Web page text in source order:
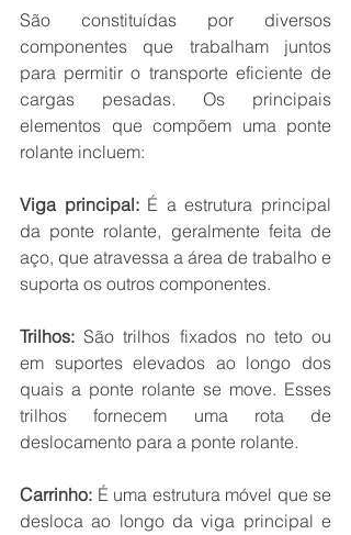
São constituídas por diversos
componentes que trabalham juntos
para permitir o transporte eficiente de
cargas pesadas. Os principais
elementos que compõem uma ponte
rolante incluem:
Viga principal: É a estrutura principal
da ponte rolante, geralmente feita de
aço, que atravessa a área de trabalho e
suporta os outros componentes.
Trilhos: São trilhos fixados no teto ou
em suportes elevados ao longo dos
quais a ponte rolante se move. Esses
trilhos fornecem uma rota de
deslocamento para a ponte rolante.
Carrinho: É uma estrutura móvel que se
desloca ao longo da viga principal e